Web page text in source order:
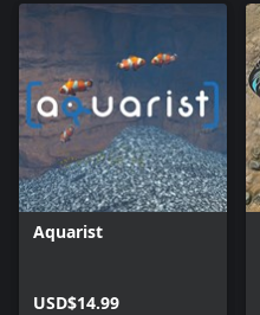
Aquarist
USD$14.99